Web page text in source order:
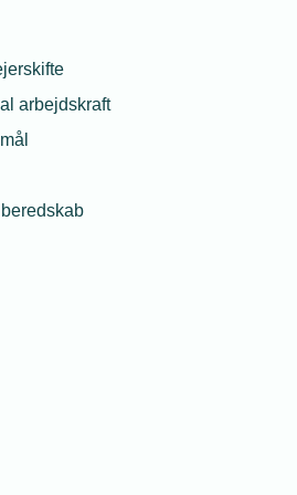
arbejdskraft
beslagsmed.
heste i Norge.